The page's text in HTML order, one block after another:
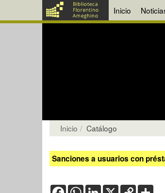
Inicio
Inicio Catálogo
Sanciones a usuarios con
FacebookWhatsApp
LinkedIn
X Copy